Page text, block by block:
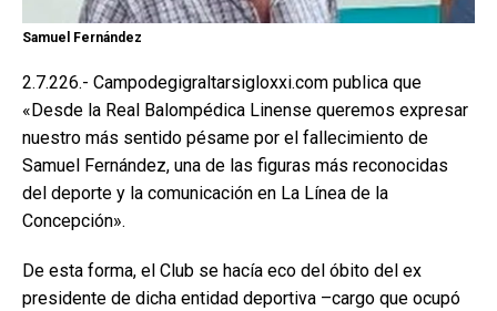
Samuel Fernández
2.7.226.- Campodegigraltarsigloxxi.com publica que
«Desde la Real Balompédica Linense queremos expresar
nuestro más sentido pésame por el fallecimiento de
Samuel Fernández, una de las figuras más reconocidas
del deporte y la comunicación en La Línea de la
Concepción».
De esta forma, el Club se hacía eco del óbito del ex
presidente de dicha entidad deportiva –cargo que ocupó